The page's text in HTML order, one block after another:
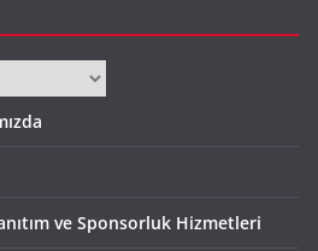
ve Sponsorluk Hizmetleri